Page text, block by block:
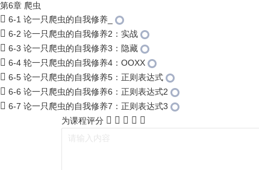
第6章 爬虫
6-1 论一只爬虫的自我修养_
6-2 论一只爬虫的自我修养2：实战
6-3 论一只爬虫的自我修养3：隐藏
6-4 轮一只爬虫的自我修养4：OOXX
6-5 论一只爬虫的自我修养5：正则表达式
6-6 论一只爬虫的自我修养6：正则表达式2
6-7 论一只爬虫的自我修养7：正则表达式3
为课程评分